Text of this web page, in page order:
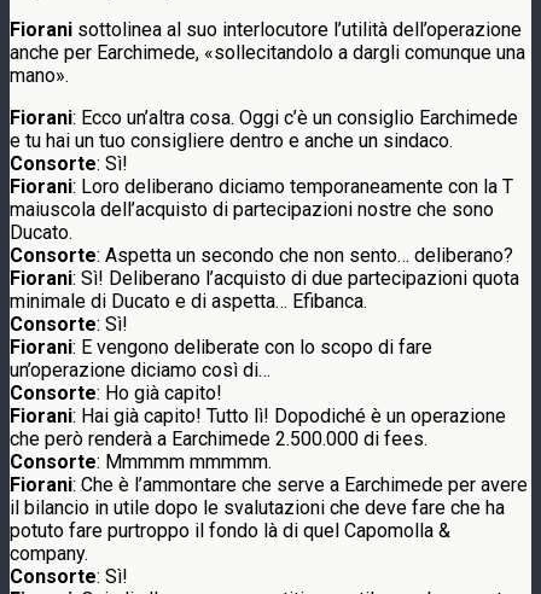
Fiorani sottolinea al suo interlocutore l’utilità dell’operazione
anche per Earchimede, «sollecitandolo a dargli comunque una
mano».
Fiorani: Ecco un’altra cosa. Oggi c’è un consiglio Earchimede
e tu hai un tuo consigliere dentro e anche un sindaco.
Consorte: Sì!
Fiorani: Loro deliberano diciamo temporaneamente con la T
maiuscola dell’acquisto di partecipazioni nostre che sono
Ducato.
Consorte: Aspetta un secondo che non sento… deliberano?
Fiorani: Sì! Deliberano l’acquisto di due partecipazioni quota
minimale di Ducato e di aspetta… Efibanca.
Consorte: Sì!
Fiorani: E vengono deliberate con lo scopo di fare
un’operazione diciamo così di…
Consorte: Ho già capito!
Fiorani: Hai già capito! Tutto lì! Dopodiché è un operazione
che però renderà a Earchimede 2.500.000 di fees.
Consorte: Mmmmm mmmmm.
Fiorani: Che è l’ammontare che serve a Earchimede per avere
il bilancio in utile dopo le svalutazioni che deve fare che ha
potuto fare purtroppo il fondo là di quel Capomolla &
company.
Consorte: Sì!